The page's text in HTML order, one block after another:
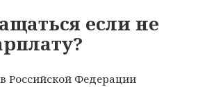
если не
Российской Федерации